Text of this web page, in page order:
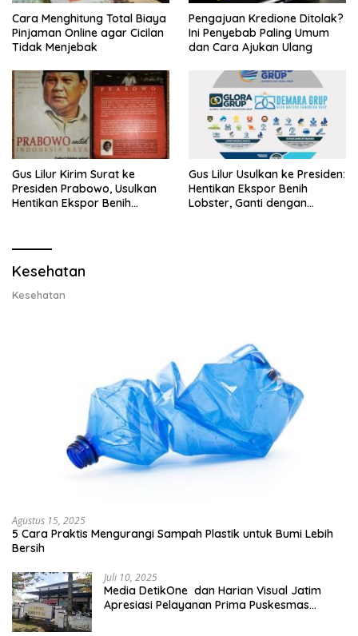
Cara Menghitung Total Biaya
Pinjaman Online agar Cicilan
Tidak Menjebak
Pengajuan Kredione Ditolak?
Ini Penyebab Paling Umum
dan Cara Ajukan Ulang
Gus Lilur Kirim Surat ke
Presiden Prabowo, Usulkan
Hentikan Ekspor Benih
Gus Lilur Usulkan ke Presiden:
Hentikan Ekspor Benih
Lobster, Ganti dengan
Kesehatan
Kesehatan
Agustus 15, 2025
5 Cara Praktis Mengurangi Sampah Plastik untuk Bumi Lebih
Bersih
Juli 10, 2025
Media DetikOne dan Harian Visual Jatim
Apresiasi Pelayanan Prima Puskesmas